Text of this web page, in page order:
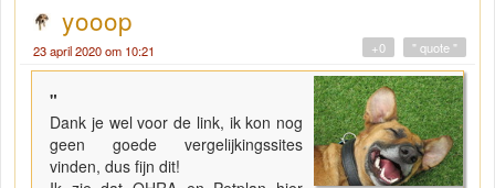
yooop
23 april 2020 om 10:21 " quote "
+0
"
Dank je wel voor de link, ik kon nog
geen goede vergelijkingssites
vinden, dus fijn dit!